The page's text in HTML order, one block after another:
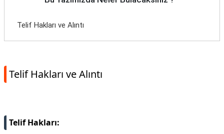
Telif Hakları ve Alıntı
Telif Hakları ve Alıntı
Telif Hakları: